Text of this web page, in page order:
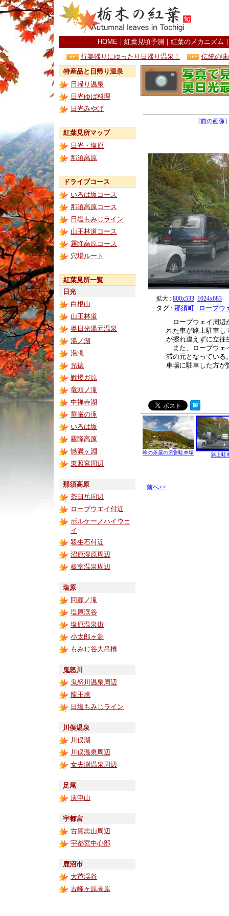
HOME ｜ 紅葉見頃予測 ｜ 紅葉のメカニズム
行楽帰りにゆったり日帰り温泉！
伝統の
特産品と日帰り温泉
日帰り温泉
日光ゆば料理
日光みやげ
紅葉見所マップ
日光・塩原
那須高原
ドライブコース
いろは坂コース
那須高原コース
日塩もみじライン
山王林道コース
霧降高原コース
穴場ルート
紅葉見所一覧
日光
白根山
山王林道
奥日光湯元温泉
湯ノ湖
湯滝
光徳
戦場ガ原
竜頭ノ滝
中禅寺湖
華厳の滝
いろは坂
霧降高原
憾満ヶ淵
東照宮周辺
那須高原
茶臼岳周辺
ロープウエイ付近
ボルケーノハイウェ
イ
殺生石付近
沼原湿原周辺
板室温泉周辺
塩原
回顧ノ滝
塩原渓谷
塩原温泉街
小太郎ヶ淵
もみじ谷大吊橋
鬼怒川
鬼怒川温泉周辺
龍王峡
日塩もみじライン
川俣温泉
川俣湖
川俣温泉周辺
女夫渕温泉周辺
足尾
庚申山
宇都宮
古賀志山周辺
宇都宮中心部
鹿沼市
大芦渓谷
古峰ヶ原高原
[前の画像]
拡大 : 800x533 1024x683
タグ : 那須町
ロープウ
ロープウェイ周辺
れた車が路上駐車し
が擦れ違えずに立往
また、ロープウェ
滞の元となっている
車場に駐車した方が
峰の茶屋の県営駐車場 路上駐
前へ<<